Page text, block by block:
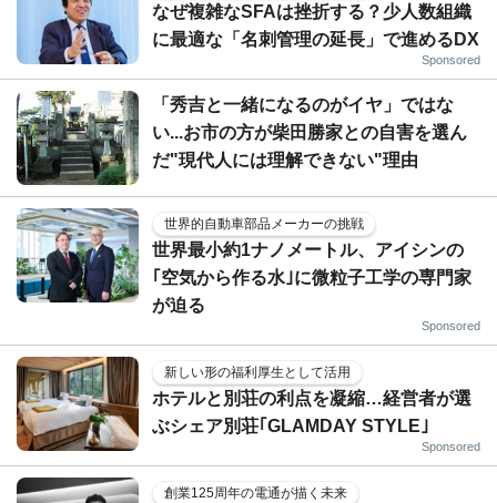
なぜ複雑なSFAは挫折する？少人数組織
に最適な「名刺管理の延長」で進めるDX
Sponsored
「秀吉と一緒になるのがイヤ」ではな
い...お市の方が柴田勝家との自害を選ん
だ"現代人には理解できない"理由
世界的自動車部品メーカーの挑戦
世界最小約1ナノメートル、アイシンの
｢空気から作る水｣に微粒子工学の専門家
が迫る
Sponsored
新しい形の福利厚生として活用
ホテルと別荘の利点を凝縮…経営者が選
ぶシェア別荘｢GLAMDAY STYLE｣
Sponsored
創業125周年の電通が描く未来